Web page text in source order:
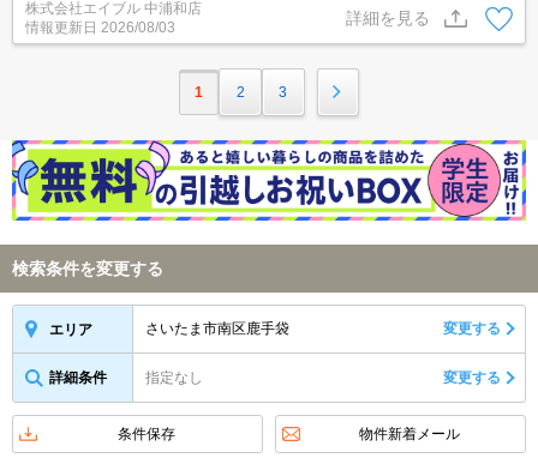
の空室状況はお気軽にお問い合わせ下さい。内見予約受付中。
株式会社エイブル 中浦和店
情報更新日 2026/08/03
詳細を見る
1 2 3
検索条件を変更する
エリア さいたま市南区鹿手袋 変更する
詳細条件 指定なし 変更する
条件保存 物件新着メール